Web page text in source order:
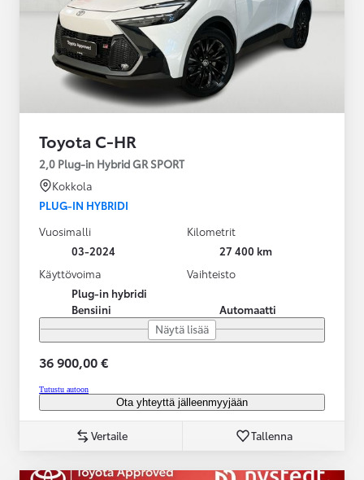
Toyota C-HR
2,0 Plug-in Hybrid GR SPORT
Kokkola
PLUG-IN HYBRIDI
Vuosimalli
03-2024
Kilometrit
27 400 km
Käyttövoima
Plug-in hybridi
Bensiini
Vaihteisto
Automaatti
Näytä lisää
36 900,00 €
Tutustu autoon
Ota yhteyttä jälleenmyyjään
Vertaile Tallenna